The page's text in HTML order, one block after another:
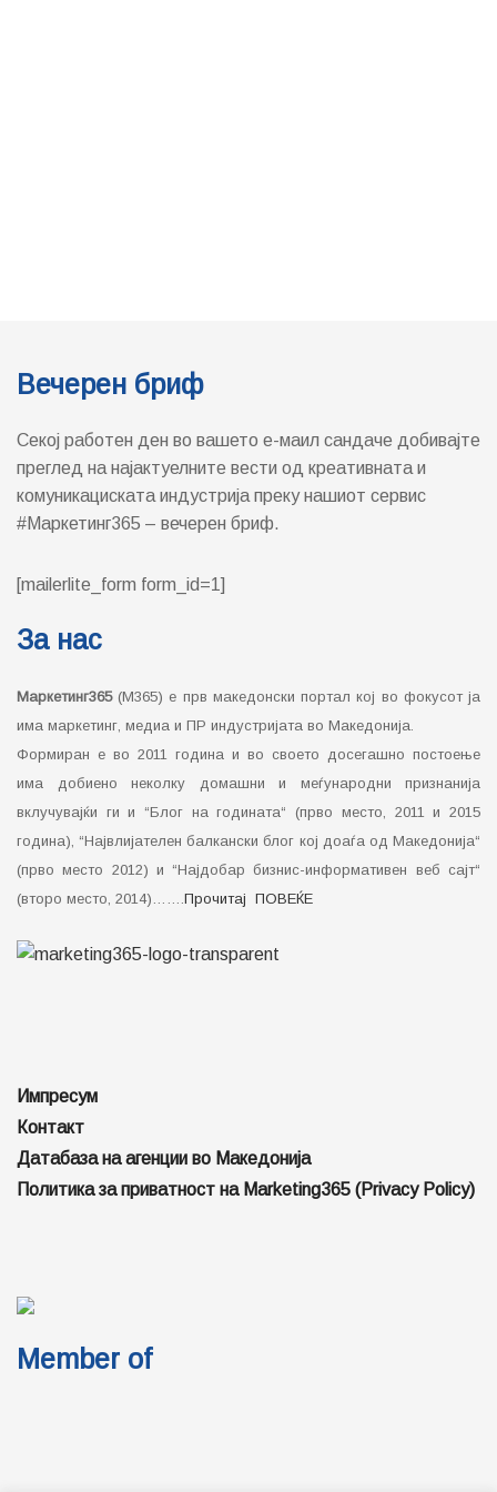
Вечерен бриф
Секој работен ден во вашето е-маил сандаче добивајте
преглед на најактуелните вести од креативната и
комуникациската индустрија преку нашиот сервис
#Маркетинг365 – вечерен бриф.
[mailerlite_form form_id=1]
За нас
Маркетинг365(М365) е прв македонски портал кој во фокусот ја
има маркетинг, медиа и ПР индустријата во Македонија.
Формиран е во 2011 година и во своето досегашно постоење
има добиено неколку домашни и меѓународни признанија
вклучувајќи ги и “Блог на годината“ (прво место, 2011 и 2015
година), “Највлијателен балкански блог кој доаѓа од Македонија“
(прво место 2012) и “Најдобар бизнис-информативен веб сајт“
(второ место, 2014)…….Прочитај ПОВЕЌЕ
Импресум
Контакт
Датабаза на агенции во Македонија
Политика за приватност на Marketing365 (Privacy Policy)
Member of